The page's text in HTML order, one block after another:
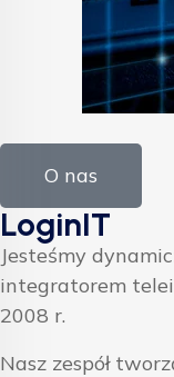
O nas
LoginIT
Jesteśmy
integratorem
2008 r.
Nasz zespół